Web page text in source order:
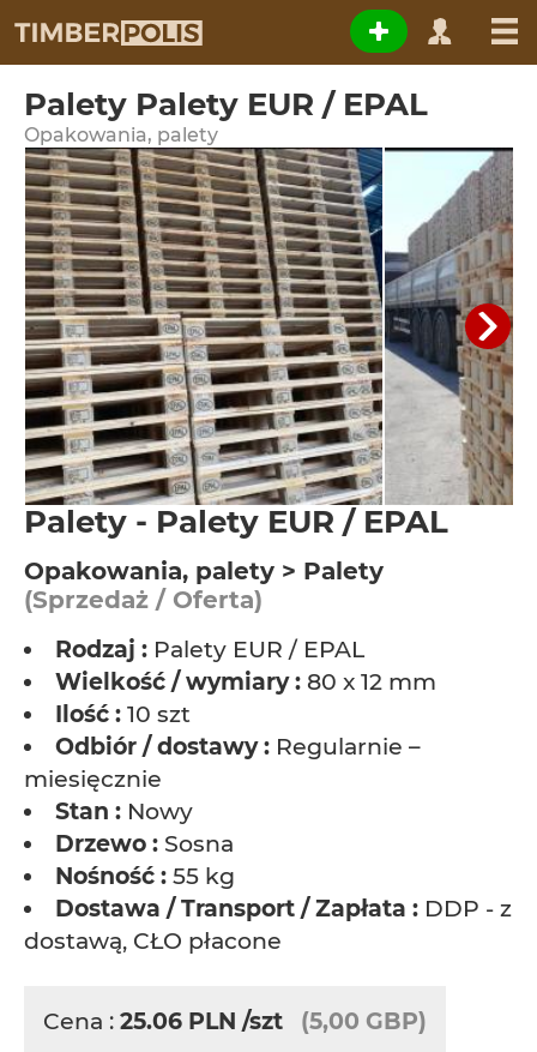
Palety Palety EUR / EPAL
Opakowania, palety
Palety - Palety EUR / EPAL
Opakowania, palety > Palety
(Sprzedaż / Oferta)
Rodzaj : Palety EUR / EPAL
Wielkość / wymiary : 80 x 12 mm
Ilość : 10 szt
Odbiór / dostawy : Regularnie –
miesięcznie
Stan : Nowy
Drzewo : Sosna
Nośność : 55 kg
Dostawa / Transport / Zapłata : DDP - z
dostawą, CŁO płacone
Cena : 25.06 PLN /szt (5,00 GBP)